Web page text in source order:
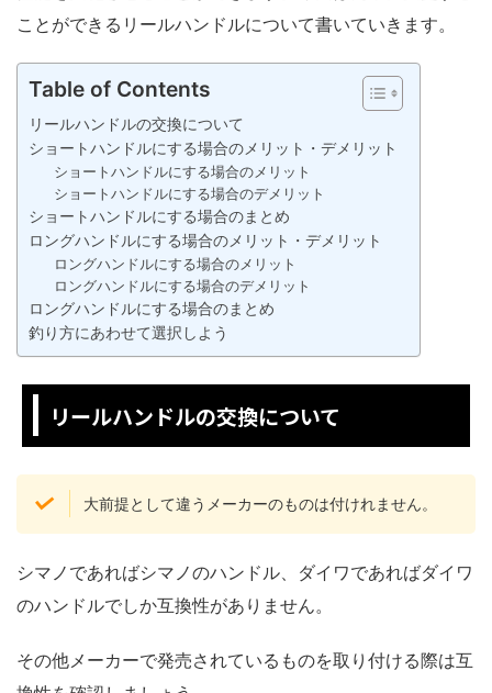
ことができるリールハンドルについて書いていきます。
Table of Contents
リールハンドルの交換について
ショートハンドルにする場合のメリット・デメリット
ショートハンドルにする場合のメリット
ショートハンドルにする場合のデメリット
ショートハンドルにする場合のまとめ
ロングハンドルにする場合のメリット・デメリット
ロングハンドルにする場合のメリット
ロングハンドルにする場合のデメリット
ロングハンドルにする場合のまとめ
釣り方にあわせて選択しよう
リールハンドルの交換について
大前提として違うメーカーのものは付けれません。
シマノであればシマノのハンドル、ダイワであればダイワ
のハンドルでしか互換性がありません。
その他メーカーで発売されているものを取り付ける際は互